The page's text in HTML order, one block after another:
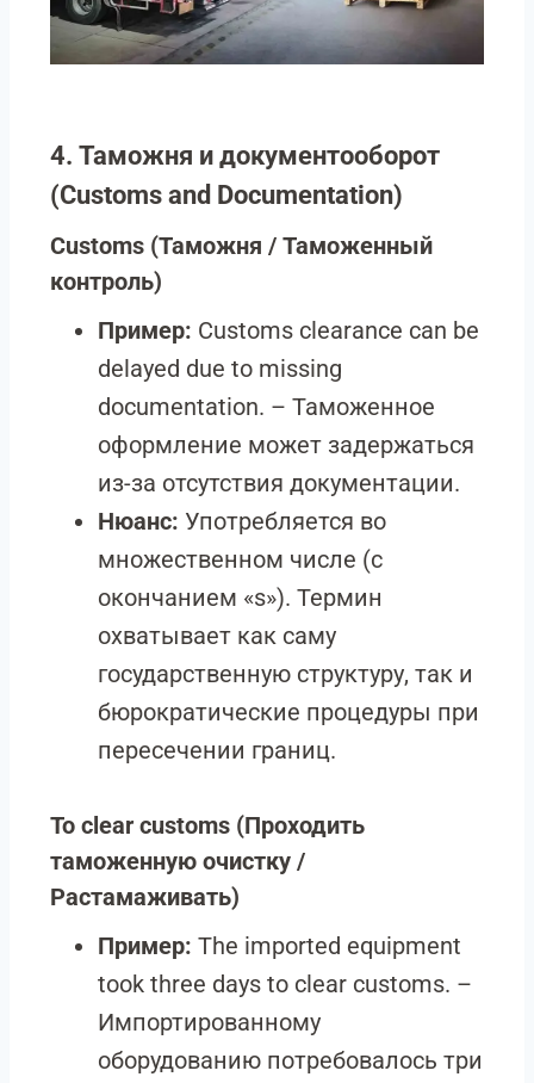
4. Таможня и документооборот
(Customs and Documentation)
Customs (Таможня / Таможенный
контроль)
Пример: Customs clearance can be
delayed due to missing
documentation. – Таможенное
оформление может задержаться
из-за отсутствия документации.
Нюанс: Употребляется во
множественном числе (с
окончанием «s»). Термин
охватывает как саму
государственную структуру, так и
бюрократические процедуры при
пересечении границ.
To clear customs (Проходить
таможенную очистку /
Растамаживать)
Пример: The imported equipment
took three days to clear customs. –
Импортированному
оборудованию потребовалось три